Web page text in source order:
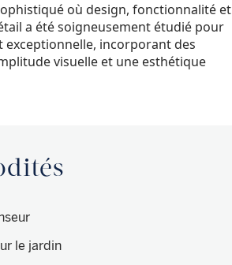
où design, fonctionnalité et
a été soigneusement étudié pour
incorporant des
visuelle et une esthétique
le jardin